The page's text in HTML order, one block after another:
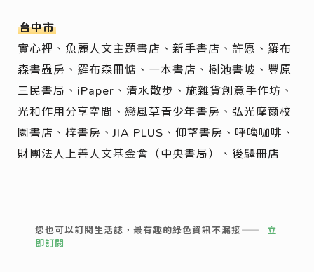
台中市
實心裡、魚麗人文主題書店、新手書店、許愿、羅布
森書蟲房、羅布森冊惦、一本書店、樹池書坡、豐原
三民書局、iPaper、清水散步、施雜貨創意手作坊、
光和作用分享空間、戀風草青少年書房、弘光摩爾校
園書店、梓書房、JIA PLUS、仰望書房、呼嚕咖啡、
財團法人上善人文基金會（中央書局）、後驛冊店
您也可以訂閱生活誌，最有趣的綠色資訊不漏接—— 立
即訂閱